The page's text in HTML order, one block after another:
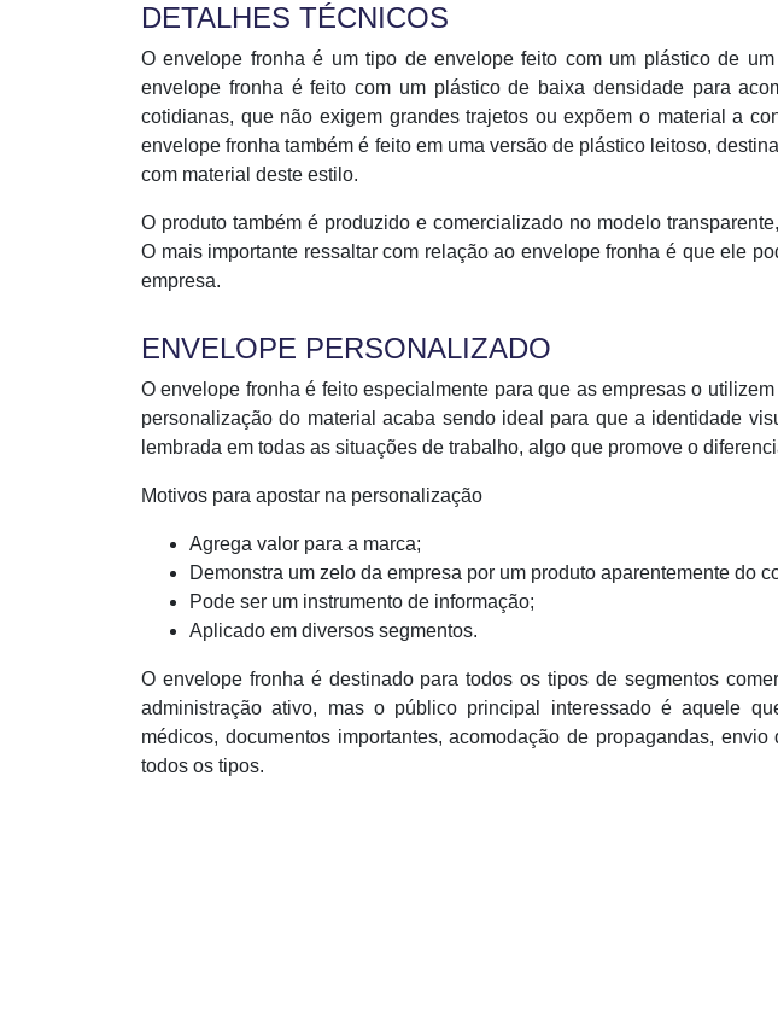
DETALHES TÉCNICOS
O envelope fronha é um tipo de envelope feito com um plástico de
envelope fronha é feito com um plástico de baixa densidade para
cotidianas, que não exigem grandes trajetos ou expõem o material a
envelope fronha também é feito em uma versão de plástico leitoso,
com material deste estilo.
O produto também é produzido e comercializado no modelo
O mais importante ressaltar com relação ao envelope fronha é que ele
empresa.
ENVELOPE PERSONALIZADO
O envelope fronha é feito especialmente para que as empresas o
personalização do material acaba sendo ideal para que a identidade
lembrada em todas as situações de trabalho, algo que promove o
Motivos para apostar na personalização
Agrega valor para a marca;
Demonstra um zelo da empresa por um produto aparentemente do
Pode ser um instrumento de informação;
Aplicado em diversos segmentos.
O envelope fronha é destinado para todos os tipos de segmentos
administração ativo, mas o público principal interessado é aquele
médicos, documentos importantes, acomodação de propagandas,
todos os tipos.